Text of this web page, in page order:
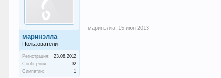
маринэлла
Пользователи
Регистрация:
23.08.2012
Сообщения:
32
Симпатии:
1
маринэлла 15 июн 2013